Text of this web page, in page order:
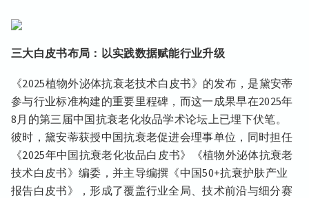
三大白皮书布局：以实践数据赋能行业升级
《2025植物外泌体抗衰老技术白皮书》的发布，是黛安蒂
参与行业标准构建的重要里程碑，而这一成果早在2025年
8月的第三届中国抗衰老化妆品学术论坛上已埋下伏笔。
彼时，黛安蒂获授中国抗衰老促进会理事单位，同时担任
《2025年中国抗衰老化妆品白皮书》《植物外泌体抗衰老
技术白皮书》编委，并主导编撰《中国50+抗衰护肤产业
报告白皮书》，形成了覆盖行业全局、技术前沿与细分赛